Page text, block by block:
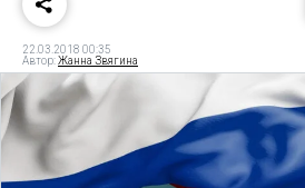
22.03.2018 00:35
Автор:Жанна Звягина